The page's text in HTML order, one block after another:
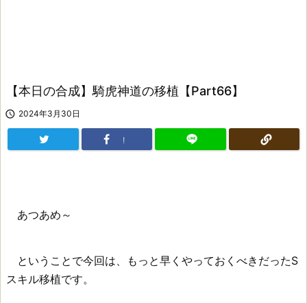
【本日の合成】騎虎神道の移植【Part66】
 2024年3月30日
!
あつあめ～
ということで今回は、もっと早くやっておくべきだったS
スキル移植です。